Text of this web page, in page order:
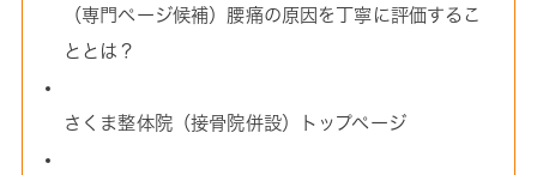
（専門ページ候補）腰痛の原因を丁寧に評価するこ
ととは？
さくま整体院（接骨院併設）トップページ